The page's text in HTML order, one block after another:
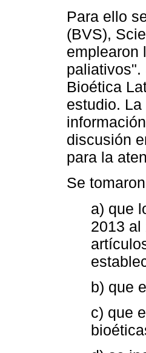
Para ello
(BVS),
emplearon
paliativos".
Bioética
estudio.
discusión
para la
Se
a) que
2013 al
b) que
c) que